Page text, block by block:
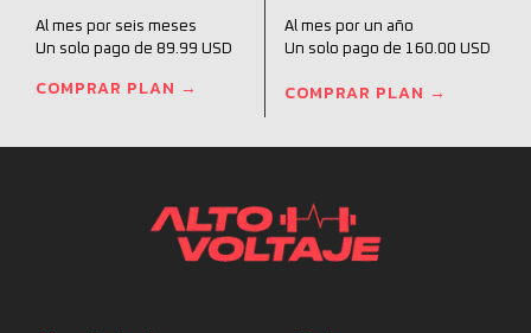
Al mes por seis meses
Un solo pago de 89.99 USD
COMPRAR PLAN →
Al mes por un año
Un solo pago de 160.00 USD
COMPRAR PLAN →